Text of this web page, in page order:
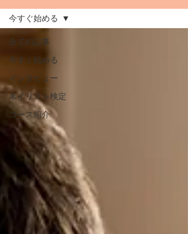
全ての記事
今すぐ始める
インタビュー
ネイリスト検定
コース紹介
今すぐ始める